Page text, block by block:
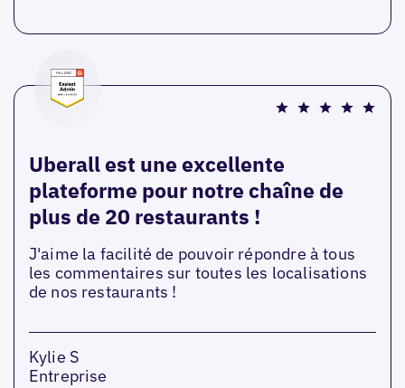
Uberall est une excellente
plateforme pour notre chaîne de
plus de 20 restaurants !
J'aime la facilité de pouvoir répondre à tous
les commentaires sur toutes les localisations
de nos restaurants !
Kylie S
Entreprise